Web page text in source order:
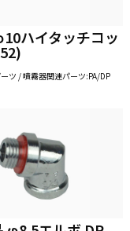
ハイタッチコッ
ツ / 噴霧器関連パーツ:PA/DP